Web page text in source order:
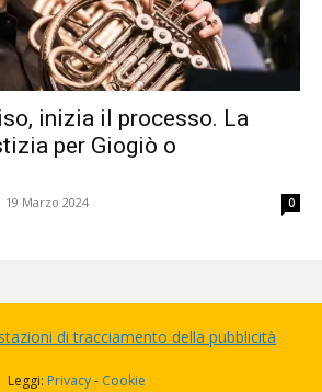
inizia il processo. La
per Giogiò o
19 Marzo 2024 0
di tracciamento della pubblicità
Leggi: Privacy- Cookie